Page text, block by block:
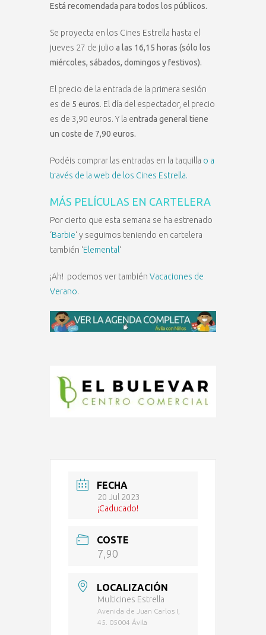
Está recomendada para todos los públicos.
Se proyecta en los Cines Estrella hasta el
jueves 27 de julio a las 16,15 horas (sólo los
miércoles, sábados, domingos y festivos).
El precio de la entrada de la primera sesión
es de 5 euros. El día del espectador, el precio
es de 3,90 euros. Y la entrada general tiene
un coste de 7,90 euros.
Podéis comprar las entradas en la taquilla o a
través de la web de los Cines Estrella.
MÁS PELÍCULAS EN CARTELERA
Por cierto que esta semana se ha estrenado
‘Barbie‘ y seguimos teniendo en cartelera
también ‘Elemental ‘
¡Ah! podemos ver también Vacaciones de
Verano.
FECHA
20 Jul 2023
¡Caducado!
COSTE
7,90
LOCALIZACIÓN
Multicines Estrella
Avenida de Juan Carlos I,
45. 05004 Ávila